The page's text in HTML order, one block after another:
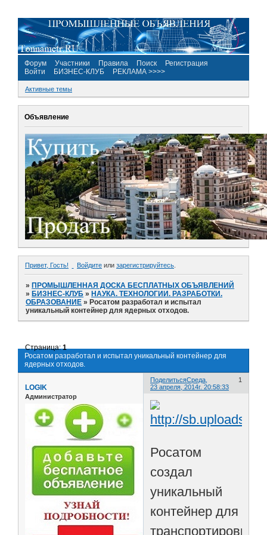
Форум Участники Правила Поиск
Регистрация
Войти
БИЗНЕС-КЛУБ РЕКЛАМА >>>>
Активные темы
Объявление
Привет, Гость! Войдите или зарегистрируйтесь
»ПРОМЫШЛЕННАЯ ДОСКА БЕСПЛАТНЫХ ОБЪЯВЛЕНИЙ
»БИЗНЕС-КЛУБ »НАУКА. ТЕХНОЛОГИИ. РАЗРАБОТКИ.
ОБРАЗОВАНИЕ »Росатом разработал и испытал
уникальный контейнер для ядерных отходов.
Росатом разработал и испытал уникальный контейнер для
ядерных отходов.
Страница:1
Поделиться 1
Среда,
23 апреля, 2014г. 20:58:33
LOGIK
Администратор
Росатом
создал
уникальный
контейнер для
транспортировки